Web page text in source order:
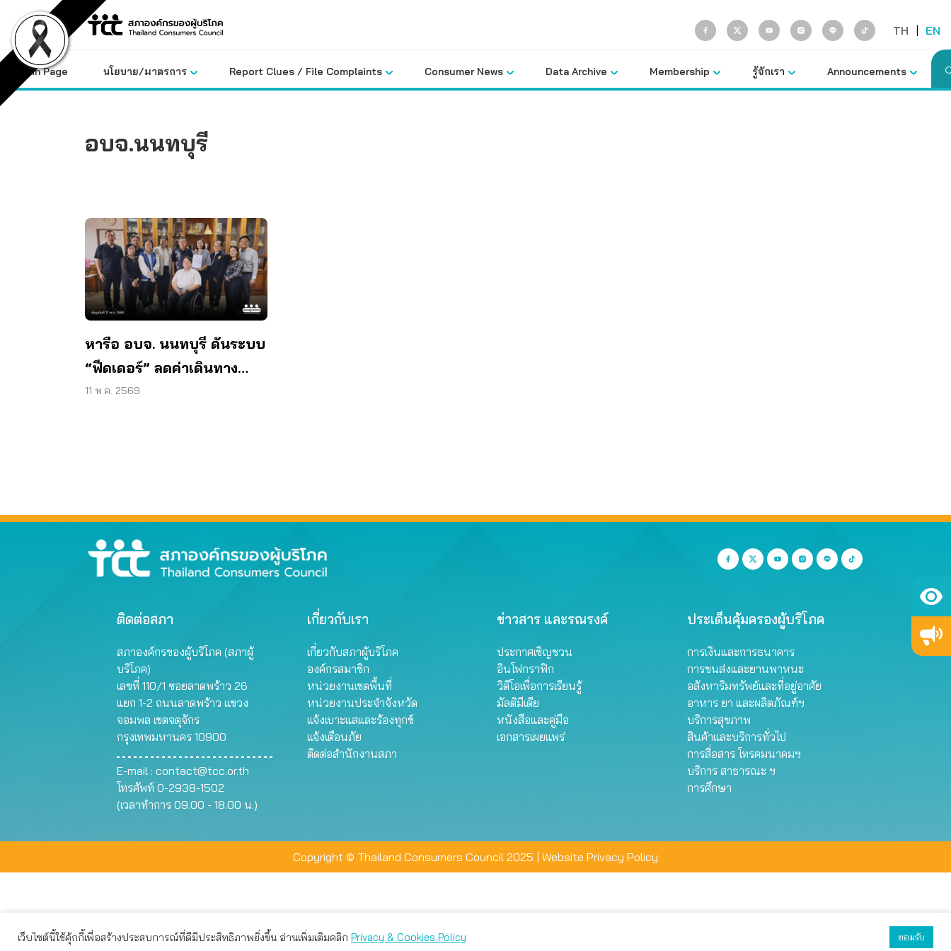
content
TH | EN
Main Page นโยบาย/มาตรการ Report Clues / File Complaints Consumer News Data Archive Membership รู้จักเรา Announcements
อบจ.นนทบุรี
หารือ อบจ. นนทบุรี ดันระบบ
“ฟีดเดอร์” ลดค่าเดินทาง
ประชาชน
11 พ.ค. 2569
ติดต่อสภา
สภาองค์กรของผู้บริโภค (สภาผู้
บริโภค)
เลขที่ 110/1 ซอยลาดพร้าว 26
แยก 1-2 ถนนลาดพร้าว แขวง
จอมพล เขตจตุจักร
กรุงเทพมหานคร 10900
E-mail : contact@tcc.or.th
โทรศัพท์ 0-2938-1502
(เวลาทำการ 09.00 - 18.00 น.)
เกี่ยวกับเรา
เกี่ยวกับสภาผู้บริโภค
องค์กรสมาชิก
หน่วยงานเขตพื้นที่
หน่วยงานประจำจังหวัด
แจ้งเบาะแสและร้องทุกข์
แจ้งเตือนภัย
ติดต่อสำนักงานสภา
ข่าวสาร และรณรงค์
ประกาศเชิญชวน
อินโฟกราฟิก
วิดีโอเพื่อการเรียนรู้
มัลติมีเดีย
หนังสือและคู่มือ
เอกสารเผยแพร่
ประเด็นคุ้มครองผู้บริโภค
การเงินและการธนาคาร
การขนส่งและยานพาหนะ
อสังหาริมทรัพย์และที่อยู่อาศัย
อาหาร ยา และผลิตภัณฑ์ฯ
บริการสุขภาพ
สินค้าและบริการทั่วไป
การสื่อสาร โทรคมนาคมฯ
บริการ สาธารณะ ฯ
การศึกษา
Copyright © Thailand Consumers Council 2025 | Website Privacy Policy
เว็บไซต์นี้ใช้คุ้กกี้เพื่อสร้างประสบการณ์ที่ดีมีประสิทธิภาพยิ่งขึ้น อ่านเพิ่มเติมคลิก Privacy & Cookies Policy ยอมรับ
เว็บไซต์นี้ใช้คุกกี้เพื่อมอบประสบการณ์การใช้งานที่ดีให้แก่ท่าน คุณสามารถเลือกตั้งค่าความเป็นส่วนตัวได้